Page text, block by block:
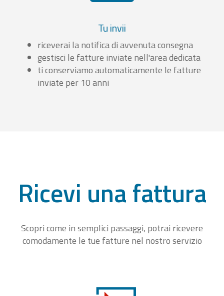
Tu invii
riceverai la notifica di avvenuta consegna
gestisci le fatture inviate nell'area dedicata
ti conserviamo automaticamente le fatture
inviate per 10 anni
Ricevi una fattura
Scopri come in semplici passaggi, potrai ricevere
comodamente le tue fatture nel nostro servizio